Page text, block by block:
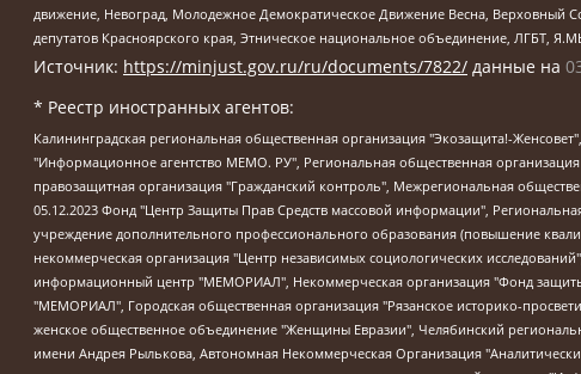
движение, Невоград, Молодежное Демократическое Движение Весна, Верховный
депутатов Красноярского края, Этническое национальное объединение, ЛГБТ,
Источник: https://minjust.gov.ru/ru/documents/7822/ данные на
* Реестр иностранных агентов:
Калининградская региональная общественная организация "Экозащита!-Женсовет", Фонд содействия защите прав и свобод граждан "Общественный вердикт", Фонд "Институт Развития Свободы Информации", Частное учреждение "Информационное агентство МЕМО. РУ", Региональная общественная организация "Общественная комиссия по сохранению наследия академика Сахарова", Фонд поддержки свободы прессы, Санкт-Петербургская общественная правозащитная организация "Гражданский контроль", Межрегиональная общественная организация "Информационно-просветительский центр "Мемориал", Региональный Фонд "Центр Защиты Прав Средств Массовой Информации", с 05.12.2023 Фонд "Центр Защиты Прав Средств массовой информации", Региональная общественная благотворительная организация помощи беженцам и мигрантам "Гражданское содействие", Негосударственное образовательное учреждение дополнительного профессионального образования (повышение квалификации) специалистов "АКАДЕМИЯ ПО ПРАВАМ ЧЕЛОВЕКА", Свердловская региональная общественная организация "Сутяжник", Автономная некоммерческая организация "Центр независимых социологических исследований", Союз общественных объединений "Российский исследовательский центр по правам человека", Региональное общественное учреждение научно-информационный центр "МЕМОРИАЛ", Некоммерческая организация "Фонд защиты гласности", Автономная некоммерческая организация "Институт прав человека", Городская общественная организация "Екатеринбургское общество "МЕМОРИАЛ", Городская общественная организация "Рязанское историко-просветительское и правозащитное общество "Мемориал" (Рязанский Мемориал), Челябинский региональный орган общественной самодеятельности – женское общественное объединение "Женщины Евразии", Челябинский региональный орган общественной самодеятельности "Уральская правозащитная группа", Фонд содействия защите здоровья и социальной справедливости имени Андрея Рылькова, Автономная Некоммерческая Организация "Аналитический Центр Юрия Левады", Автономная некоммерческая организация социальной поддержки населения "Проект Апрель", Региональная общественная организация помощи женщинам и детям, находящимся в кризисной ситуации "Информационно-методический центр "Анна", Фонд содействия развитию массовых коммуникаций и правовому просвещению "Так-так-Так", Фонд содействия устойчивому развитию "Серебряная тайга", Свердловский региональный общественный фонд социальных проектов "Новое время", "Idel.Реалии", Кавказ.Реалии, Крым.Реалии, Телеканал Настоящее Время, Татаро-башкирская служба Радио Свобода (Azatliq Radiosi), Радио Свободная Европа/Радио Свобода (PCE/PC), "Сибирь.Реалии", "Фактограф", Благотворительный фонд помощи осужденным и их семьям, Автономная некоммерческая организация "Институт глобализации и социальных движений", Фонд "В защиту прав заключенных", Частное учреждение "Центр поддержки и содействия развитию средств массовой информации", Пензенский региональный общественный благотворительный фонд "Гражданский союз", "Север.Реалии", Некоммерческая организация Фонд "Правовая инициатива", Общество с ограниченной ответственностью "Радио Свободная Европа/Радио Свобода", Чешское информационное агентство "MEDIUM-ORIENT", Красноярская региональная общественная организация "Мы против СПИДа", Камалягин Денис Николаевич, Маркелов Сергей Евгеньевич, Пономарев Лев Александрович, Савицкая Людмила Алексеевна, Автономная некоммерческая организация "Центр по работе с проблемой насилия "НАСИЛИЮ.НЕТ", Межрегиональный профессиональный союз работников здравоохранения "Альянс врачей",